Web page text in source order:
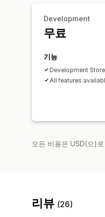
Development
무료
기능
Development
All features
모든 비용은 USD(으)
리뷰 (26)